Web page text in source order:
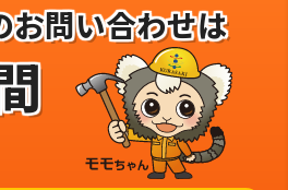
お問い合わせは